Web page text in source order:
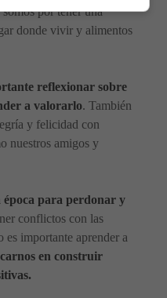
por tener una
donde vivir y alimentos
reflexionar sobre
a valorarlo. También
y felicidad con
nuestros amigos y
para perdonar y
conflictos con las
es importante aprender a
en construir